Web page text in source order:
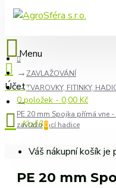
0 položek - 0,00 Kč
0
Váš nákupní košík je
ZAVLAŽOVÁNÍ
TVAROVKY, FITINKY,
PE 20 mm Spojka přímá vne
zavlažovací hadice
PE 20 mm